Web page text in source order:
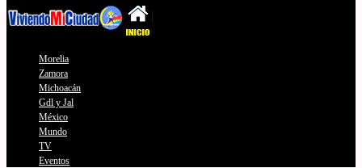
Morelia
Zamora
Michoacán
Gdl y Jal
México
Mundo
TV
Eventos